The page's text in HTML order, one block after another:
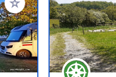
Añadir a tus favoritos